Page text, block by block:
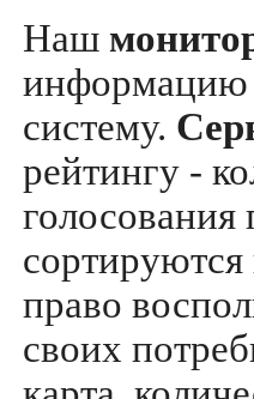
Наш
информацию
систему.
рейтингу -
голосования
право
своих